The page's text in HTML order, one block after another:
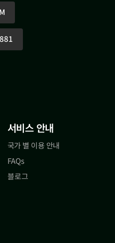
서비스 안내
국가 별 이용 안내
FAQs
블로그